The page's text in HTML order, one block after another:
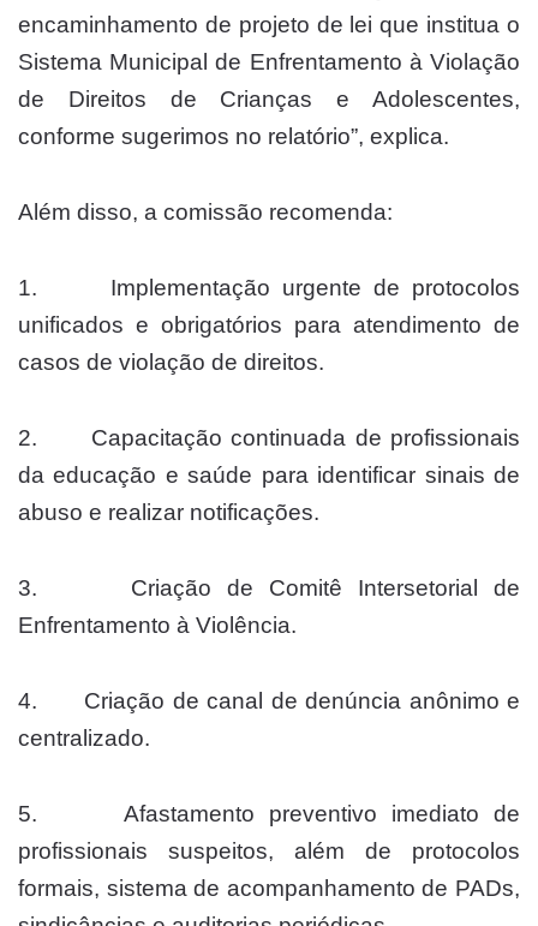
encaminhamento de projeto de lei que institua o
Sistema Municipal de Enfrentamento à Violação
de Direitos de Crianças e Adolescentes,
conforme sugerimos no relatório”, explica.
Além disso, a comissão recomenda:
1. Implementação urgente de protocolos
unificados e obrigatórios para atendimento de
casos de violação de direitos.
2. Capacitação continuada de profissionais
da educação e saúde para identificar sinais de
abuso e realizar notificações.
3. Criação de Comitê Intersetorial de
Enfrentamento à Violência.
4. Criação de canal de denúncia anônimo e
centralizado.
5. Afastamento preventivo imediato de
profissionais suspeitos, além de protocolos
formais, sistema de acompanhamento de PADs,